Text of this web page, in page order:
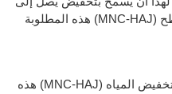
2,3 من كمية خلطة عامل منشط السطح (MNC-HAJ) هذه المطلوبة
يمكن لخلطة عامل الهواء المحبوس وتخفيض المياه (MNC-HAJ) هذه